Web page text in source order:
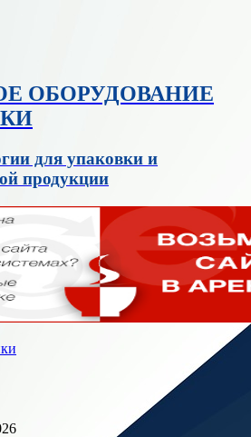
ОБОРУДОВАНИЕ
для упаковки и
продукции